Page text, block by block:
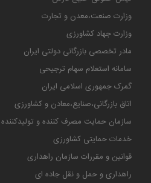
فیش حقوقی خلیج فارس
وزارت صنعت،معدن و تجارت
وزارت جهاد کشاورزی
مادر تخصصی بازرگانی دولتی ایران
سامانه استعلام سهام ترجیحی
گمرک جمهوری اسلامی ایران
اتاق بازرگانی،صنایع،معادن و کشاورزی
سازمان حمایت مصرف کننده و تولیدکننده
خدمات حمایتی کشاورزی
قوانین و مقررات سازمان راهداری